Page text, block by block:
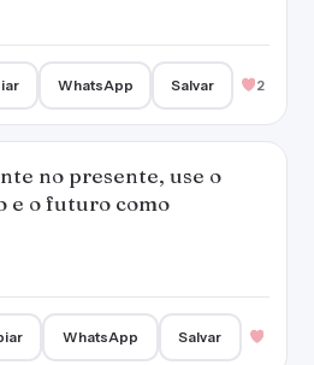
WhatsApp Salvar 2
no presente, use o
e o futuro como
WhatsApp Salvar